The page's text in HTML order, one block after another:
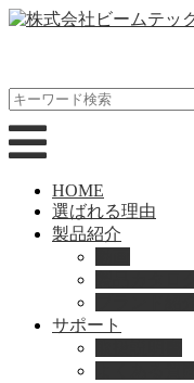
HOME
選ばれる理由
製品紹介
サポート